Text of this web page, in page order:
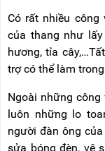
TỨC
BÁO
NÓI
NIKAWA
THIỆU
ĐIỆN
THANG
NHÔM
CHỮ
THANG
NHÔM
CÔNG
NGHIỆP
Có rất nhiều
của thang như
hương, tỉa
trợ có thể làm
Ngoài những
luôn những lo
người đàn ông
sửa bóng đèn, vệ